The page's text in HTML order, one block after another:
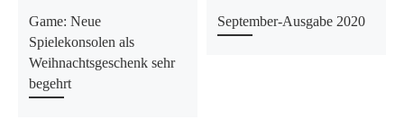
Game: Neue
Spielekonsolen als
Weihnachtsgeschenk sehr
begehrt
September-Ausgabe 2020